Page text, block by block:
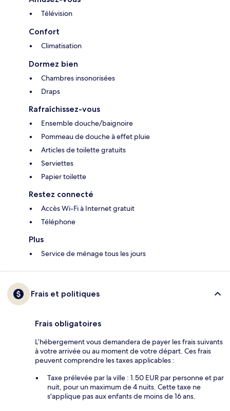
Télévision
Confort
Climatisation
Dormez bien
Chambres insonorisées
Draps
Rafraîchissez-vous
Ensemble douche/baignoire
Pommeau de douche à effet pluie
Articles de toilette gratuits
Serviettes
Papier toilette
Restez connecté
Accès Wi-Fi à Internet gratuit
Téléphone
Plus
Service de ménage tous les jours
Frais et politiques
Frais obligatoires
L’hébergement vous demandera de payer les frais suivants
à votre arrivée ou au moment de votre départ. Ces frais
peuvent comprendre les taxes applicables :
Taxe prélevée par la ville : 1.50 EUR par personne et par
nuit, pour un maximum de 4 nuits. Cette taxe ne
s'applique pas aux enfants de moins de 16 ans.